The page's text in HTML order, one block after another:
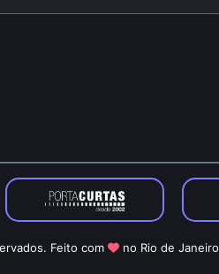
Feito com no Rio de Janeiro